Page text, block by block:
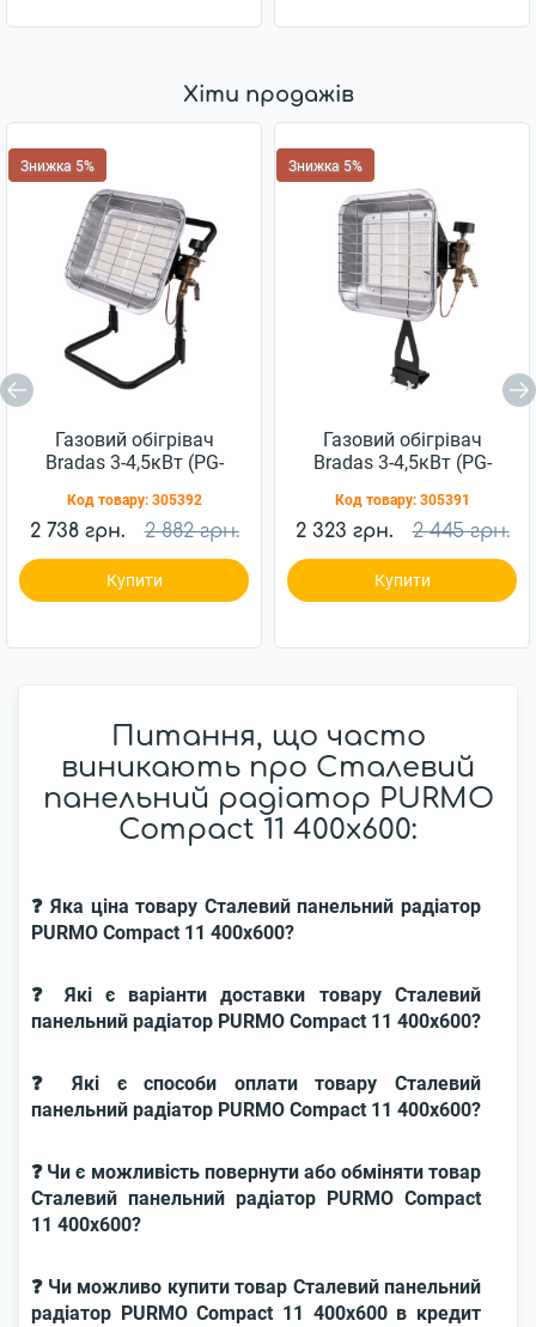
Хіти продажів
Знижка 5%
Газовий обігрівач
Bradas 3-4,5кВт (PG-
Код товару: 305392
2 738 грн. 2 882 грн.
Купити
Знижка 5%
Газовий обігрівач
Bradas 3-4,5кВт (PG-
Код товару: 305391
2 323 грн. 2 445 грн.
Купити
Питання, що часто
виникають про Сталевий
панельний радіатор PURMO
Compact 11 400x600:
❓ Яка ціна товару Сталевий панельний радіатор
PURMO Compact 11 400x600?
❓ Які є варіанти доставки товару Сталевий
панельний радіатор PURMO Compact 11 400x600?
❓ Які є способи оплати товару Сталевий
панельний радіатор PURMO Compact 11 400x600?
❓ Чи є можливість повернути або обміняти товар
Сталевий панельний радіатор PURMO Compact
11 400x600?
❓ Чи можливо купити товар Сталевий панельний
радіатор PURMO Compact 11 400x600 в кредит